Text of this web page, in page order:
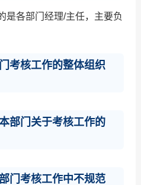
是各部门经理/主任，主要负
核工作的整体组织
门关于考核工作的
考核工作中不规范